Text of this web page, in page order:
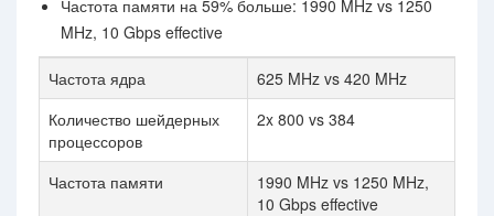
Частота памяти на 59% больше: 1990 MHz vs 1250
MHz, 10 Gbps effective
Частота ядра
625 MHz vs 420 MHz
Количество шейдерных
процессоров
2x 800 vs 384
Частота памяти
1990 MHz vs 1250 MHz,
10 Gbps effective